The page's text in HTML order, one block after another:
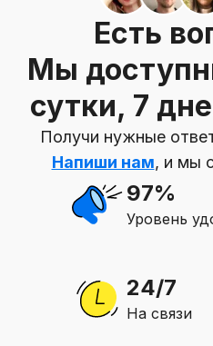
Есть
Мы
сутки, 7
Получи нужные
Напиши нам, и мы
97%
Уровень
24/7
На связи